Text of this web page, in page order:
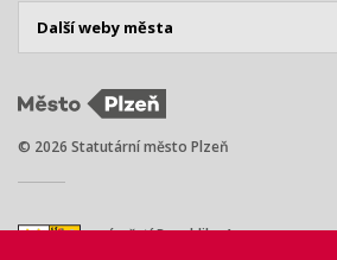
© 2026 Statutární město Plzeň
náměstí Republiky 1